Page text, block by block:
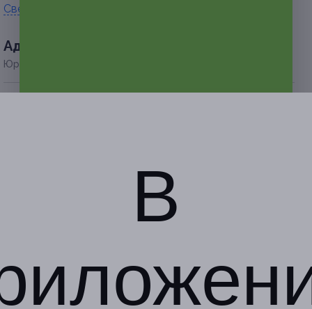
Свернуть
Адресa
Юридическая информация о партнёре
В